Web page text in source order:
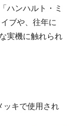
ハンハルト・ミ
ブや、往年に
実機に触れられ
キで使用され